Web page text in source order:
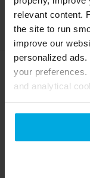
relevant content.
the site to run
improve our
personalized ads.
your preferences.
and analytical
Search...
Other